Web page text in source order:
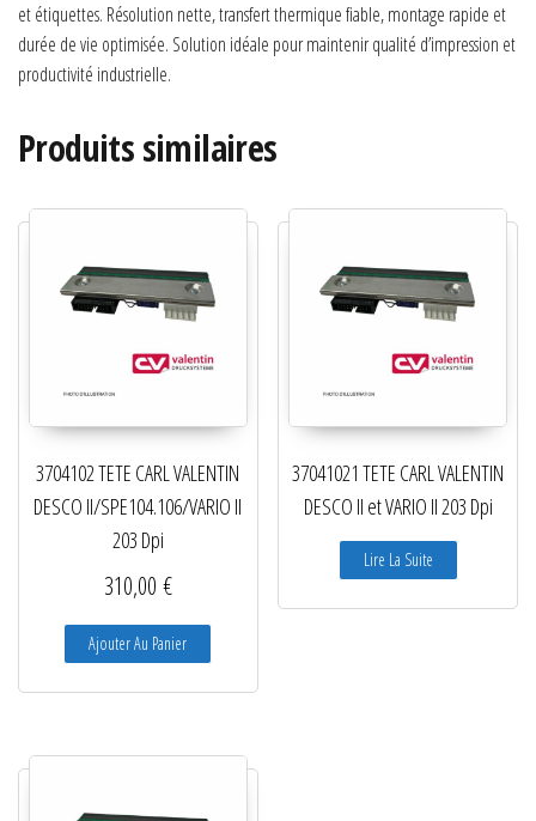
et étiquettes. Résolution nette, transfert thermique fiable, montage rapide et
durée de vie optimisée. Solution idéale pour maintenir qualité d’impression et
productivité industrielle.
Produits similaires
3704102 TETE CARL VALENTIN
DESCO II/SPE104.106/VARIO II
203 Dpi
310,00 €
Ajouter Au Panier
37041021 TETE CARL VALENTIN
DESCO II et VARIO II 203 Dpi
Lire La Suite